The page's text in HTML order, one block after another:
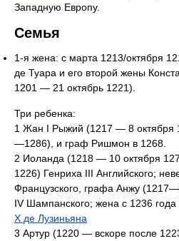
Западную Европу.
Семья
1-я жена: с марта 1213/октября
де Туара и его второй жены
1201 — 21 октябрь 1221).
Три ребенка:
1 Жан I Рыжий (1217 — 8 октября
—1286), и граф Ришмон в 1268.
2 Иоланда (1218 — 10 октября
1226) Генриха III Английского;
Французского, графа Анжу
IV Шампанского; жена с 1236 года
X де Лузиньяна
3 Артур (1220 — вскоре после